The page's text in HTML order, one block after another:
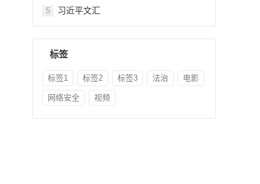
5 习近平文汇
标签
标签1 标签2 标签3 法治 电影
网络安全 视频